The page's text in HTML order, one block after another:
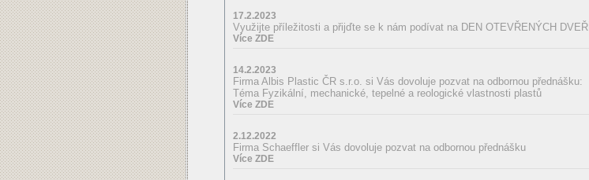
17.2.2023
Využijte příležitosti a přijďte se k nám podívat na DEN OTEVŘENÝCH DVEŘÍ
Více ZDE
14.2.2023
Firma Albis Plastic ČR s.r.o. si Vás dovoluje pozvat na odbornou přednášku:
Téma Fyzikální, mechanické, tepelné a reologické vlastnosti plastů
Více ZDE
2.12.2022
Firma Schaeffler si Vás dovoluje pozvat na odbornou přednášku
Více ZDE